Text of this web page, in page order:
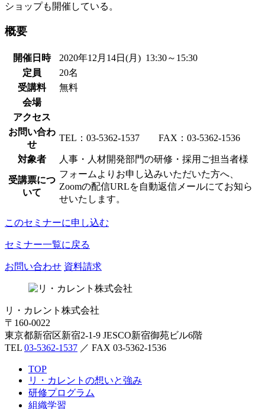
ショップも開催している。
概要
開催日時
2020年12月14日(月) 13:30～15:30
定員
20名
受講料
無料
会場
アクセス
お問い合わ
せ
TEL：03-5362-1537 FAX：03-5362-1536
対象者 人事・人材開発部門の研修・採用ご担当者様
受講票につ
いて
フォームよりお申し込みいただいた方へ、
Zoomの配信URLを自動返信メールにてお知ら
せいたします。
このセミナーに申し込む
セミナー一覧に戻る
お問い合わせ 資料請求
リ・カレント株式会社
〒160-0022
東京都新宿区新宿2-1-9 JESCO新宿御苑ビル6階
TEL 03-5362-1537 ／ FAX 03-5362-1536
TOP
リ・カレントの想いと強み
研修プログラム
組織学習